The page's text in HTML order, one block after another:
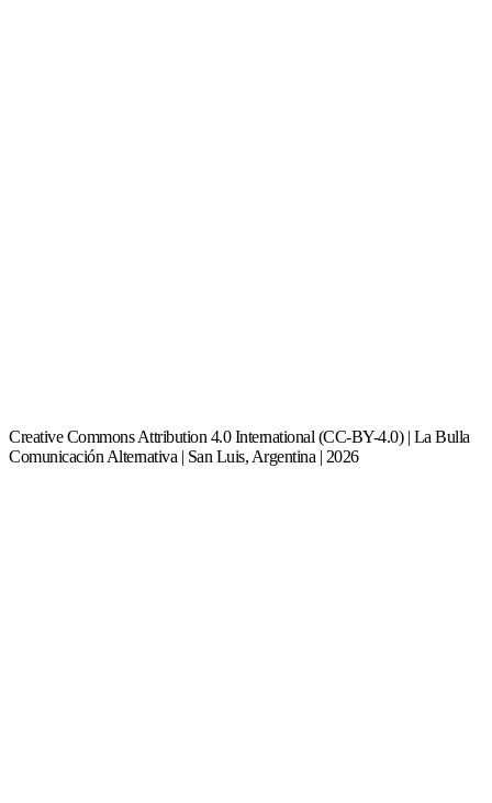
Creative Commons Attribution 4.0 International (CC-BY-4.0) | La Bulla
Comunicación Alternativa | San Luis, Argentina | 2026